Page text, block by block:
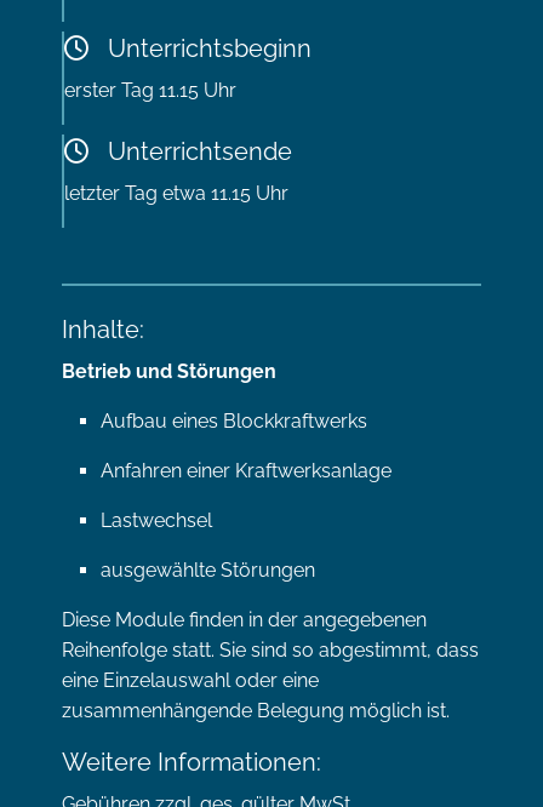
Unterrichtsbeginn
erster Tag 11.15 Uhr
Unterrichtsende
letzter Tag etwa 11.15 Uhr
Inhalte:
Betrieb und Störungen
Aufbau eines Blockkraftwerks
Anfahren einer Kraftwerksanlage
Lastwechsel
ausgewählte Störungen
Diese Module finden in der angegebenen
Reihenfolge statt. Sie sind so abgestimmt, dass
eine Einzelauswahl oder eine
zusammenhängende Belegung möglich ist.
Weitere Informationen: